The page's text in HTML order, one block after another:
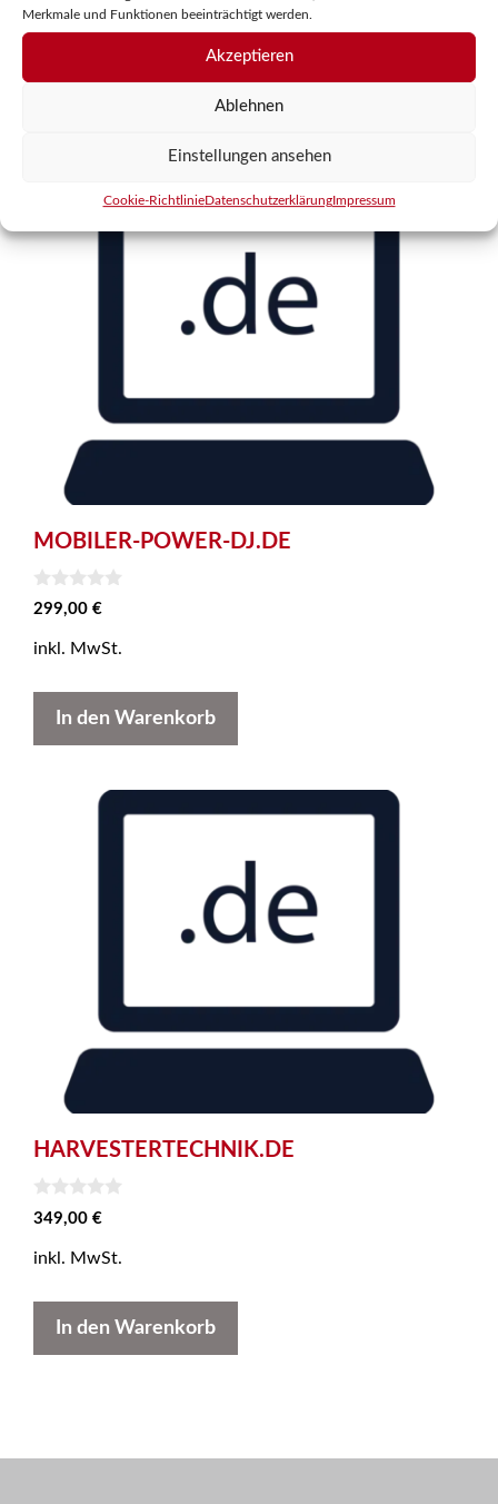
Merkmale und Funktionen beeinträchtigt werden.
Akzeptieren
Ablehnen
Einstellungen ansehen
Cookie-RichtlinieDatenschutzerklärungImpressum
v
In den Warenkorb
MOBILER-POWER-DJ.DE
0
v
n
299,00 €
inkl. MwSt.
In den Warenkorb
HARVESTERTECHNIK.DE
0
v
n
349,00 €
inkl. MwSt.
In den Warenkorb